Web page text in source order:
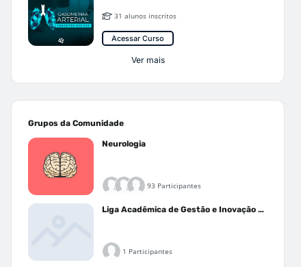
31 alunos inscritos
Acessar Curso
Ver mais
Grupos da Comunidade
Neurologia
93 Participantes
Liga Acadêmica de Gestão e Inovação Médica - LAGIM
1 Participantes